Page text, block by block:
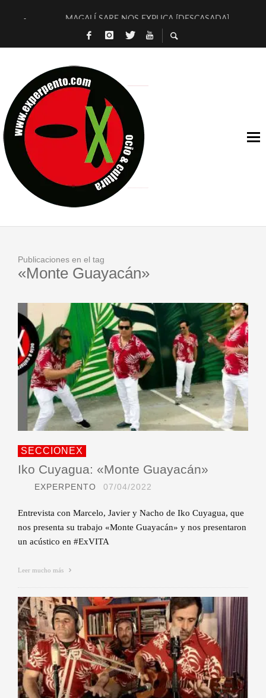
MAGALÍ SARE NOS EXPLICA [DESCASADA]
«NO TENGO PUTOS SUEÑOS»
[LA BOLA NEGRA] DE JAVIER CALVO Y JAVIER AMBROSSI
OSLO OVNIES LLEGAN CORRIENDO A ARANDA
FÉLIX CALVO NOS PRESENTA [LAS PALMERAS] (NOVELA
[EL SER QUERIDO] DE RODRIGO SOROGOYEN
ENTREVISTA A IVÁN HUMANES POR [EL LIBRO ROJO]
ARRABAL, ARRABAL, ARRABAL, ARRABEAUX
Publicaciones en el tag
«Monte Guayacán»
SECCIONEX
Iko Cuyagua: «Monte Guayacán»
EXPERPENTO 07/04/2022
Entrevista con Marcelo, Javier y Nacho de Iko Cuyagua, que
nos presenta su trabajo «Monte Guayacán» y nos presentaron
un acústico en #ExVITA
Leer mucho más